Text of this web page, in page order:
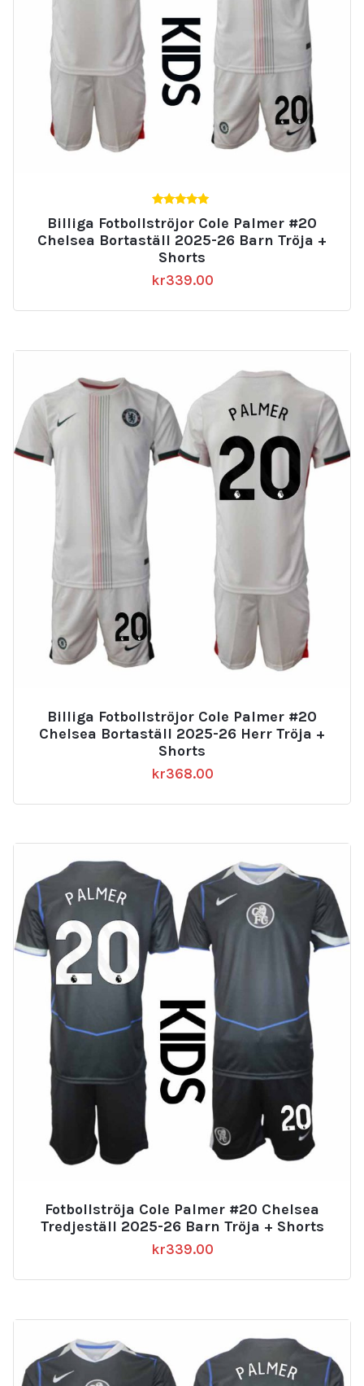
av 5
Billiga Fotbollströjor Cole Palmer #20
Chelsea Bortaställ 2025-26 Barn Tröja +
Shorts
kr339.00
Billiga Fotbollströjor Cole Palmer #20
Chelsea Bortaställ 2025-26 Herr Tröja +
Shorts
kr368.00
Fotbollströja Cole Palmer #20 Chelsea
Tredjeställ 2025-26 Barn Tröja + Shorts
kr339.00